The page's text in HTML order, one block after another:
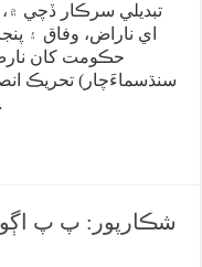
تبديلي سرڪار ڏچي
اي ناراض، وفاق ۽
حڪومت کان
سنڌسماءَچار) تحريڪ